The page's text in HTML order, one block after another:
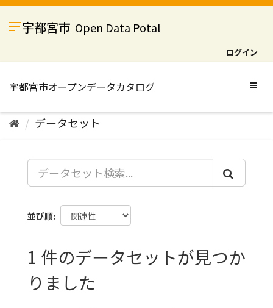
ス
宇都宮市 Open Data Potal
ログイン
データセット
並び順
1 件のデータセットが見つか
りました